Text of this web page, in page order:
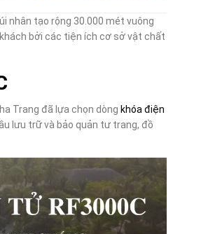
nhân tạo rộng 30.000 mét vuông
bởi các tiện ích cơ sở vật chất
Trang đã lựa chọn dòng khóa điện
lưu trữ và bảo quản tư trang, đồ